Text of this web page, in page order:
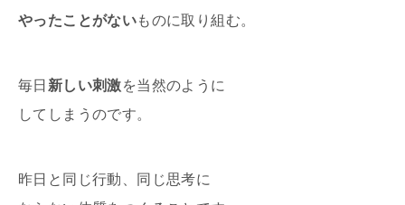
やったことがないものに取り組む。
毎日 新しい刺激を当然のように
してしまうのです。
昨日と同じ行動、同じ思考に